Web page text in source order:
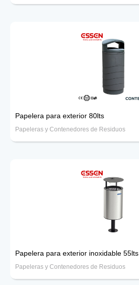
Papelera para exterior 80lts
Papeleras y Contenedores de Residuos
Papelera para exterior inoxidable 55lts
Papeleras y Contenedores de Residuos